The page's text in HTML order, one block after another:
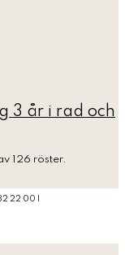
126 röster.
22 00 |